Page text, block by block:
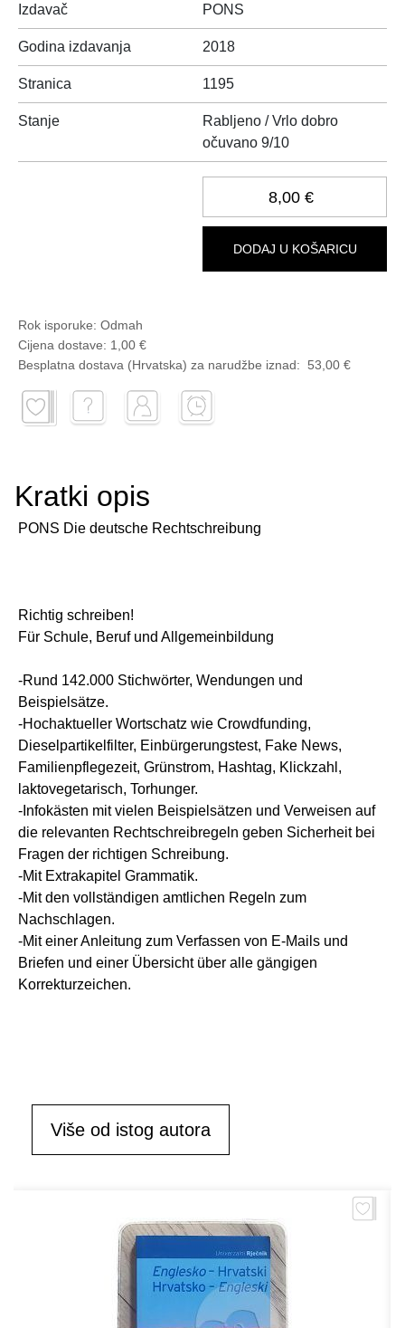
Izdavač PONS
Godina izdavanja 2018
Stranica 1195
Stanje
Rabljeno / Vrlo dobro
očuvano 9/10
8,00 €
DODAJ U KOŠARICU
Rok isporuke: Odmah
Cijena dostave: 1,00 €
Besplatna dostava (Hrvatska) za narudžbe iznad: 53,00 €
Kratki opis
PONS Die deutsche Rechtschreibung
Richtig schreiben!
Für Schule, Beruf und Allgemeinbildung
-Rund 142.000 Stichwörter, Wendungen und
Beispielsätze.
-Hochaktueller Wortschatz wie Crowdfunding,
Dieselpartikelfilter, Einbürgerungstest, Fake News,
Familienpflegezeit, Grünstrom, Hashtag, Klickzahl,
laktovegetarisch, Torhunger.
-Infokästen mit vielen Beispielsätzen und Verweisen auf
die relevanten Rechtschreibregeln geben Sicherheit bei
Fragen der richtigen Schreibung.
-Mit Extrakapitel Grammatik.
-Mit den vollständigen amtlichen Regeln zum
Nachschlagen.
-Mit einer Anleitung zum Verfassen von E-Mails und
Briefen und einer Übersicht über alle gängigen
Korrekturzeichen.
Više od istog autora